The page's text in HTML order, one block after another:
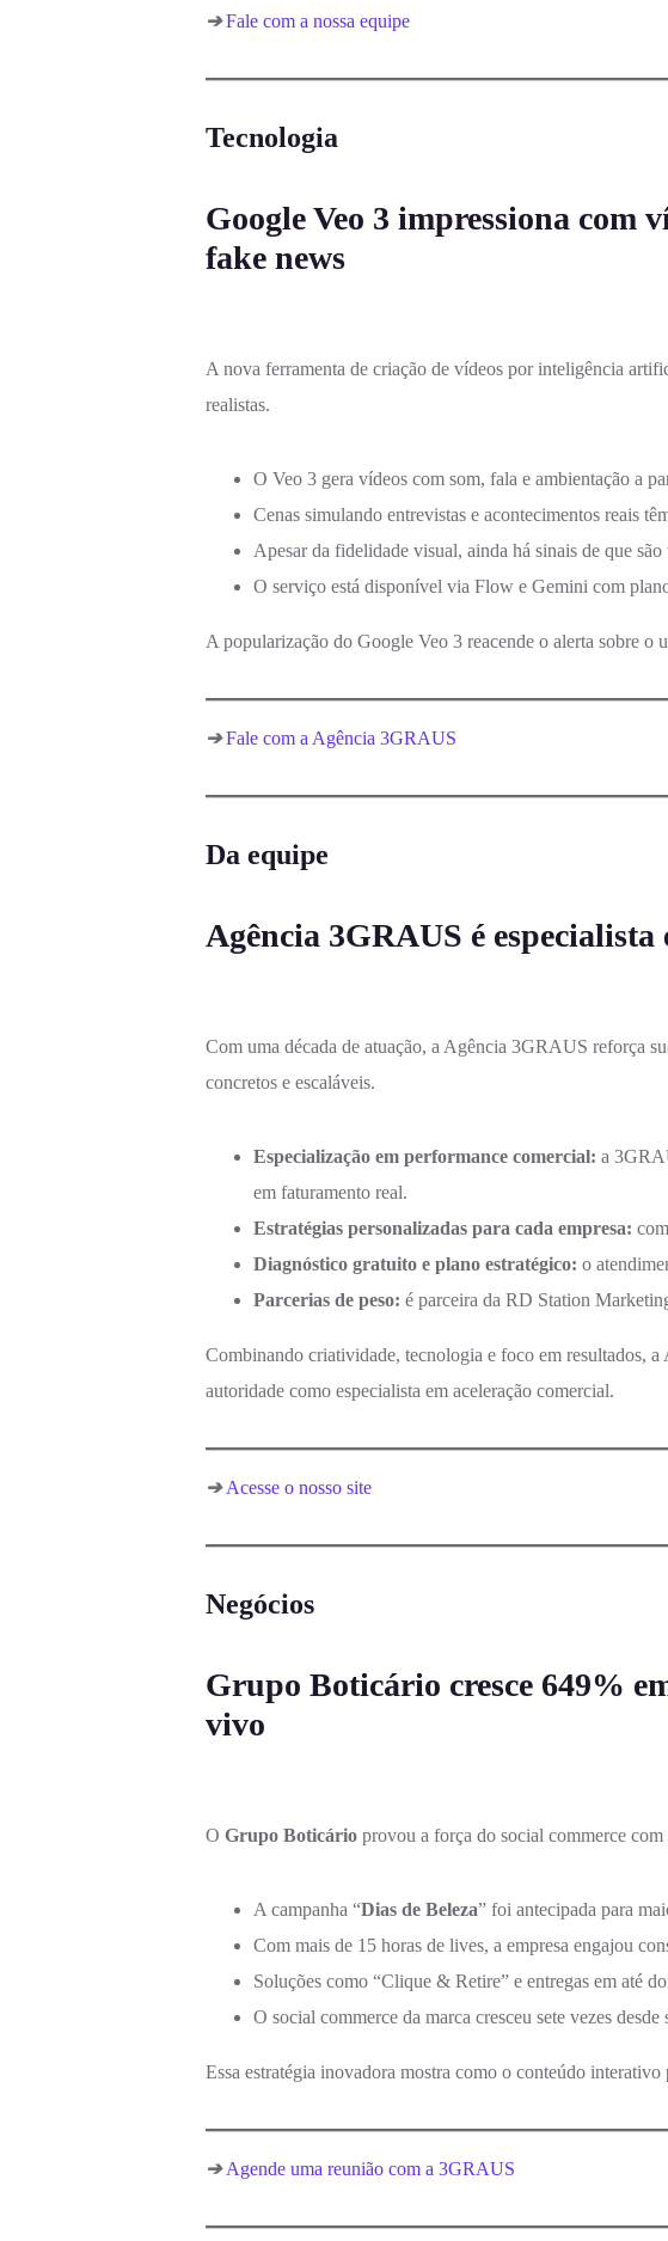
➔Fale com a nossa equipe
Tecnologia
Google Veo 3 impressiona com
fake news
A nova ferramenta de criação de vídeos por inteligência
realistas.
O Veo 3 gera vídeos com som, fala e ambientação a
Cenas simulando entrevistas e acontecimentos reais
Apesar da fidelidade visual, ainda há sinais de que
O serviço está disponível via Flow e Gemini com
A popularização do Google Veo 3 reacende o alerta sobre o
➔Fale com a Agência 3GRAUS
Da equipe
Agência 3GRAUS é especialista
Com uma década de atuação, a Agência 3GRAUS reforça
concretos e escaláveis.
Especialização em performance comercial: a
em faturamento real.
Estratégias personalizadas para cada empresa:
Diagnóstico gratuito e plano estratégico: o
Parcerias de peso: é parceira da RD Station
Combinando criatividade, tecnologia e foco em resultados,
autoridade como especialista em aceleração comercial.
➔Acesse o nosso site
Negócios
Grupo Boticário cresce 649%
vivo
O Grupo Boticário provou a força do social commerce
A campanha “Dias de Beleza” foi antecipada para
Com mais de 15 horas de lives, a empresa engajou
Soluções como “Clique & Retire” e entregas em até
O social commerce da marca cresceu sete vezes desde
Essa estratégia inovadora mostra como o conteúdo
➔Agende uma reunião com a 3GRAUS